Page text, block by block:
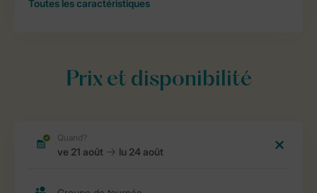
Toutes les caractéristiques
Prix et disponibilité